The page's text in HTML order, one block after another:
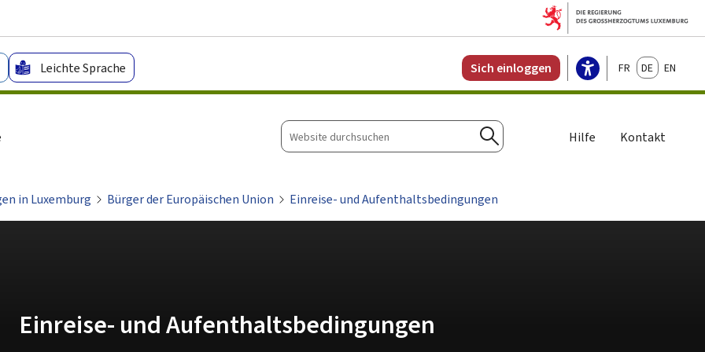
Leichte Sprache Sich einloggen FrançaisDeutschEnglish
Website
durchsuchen
Suchen
Hilfe Kontakt
in Luxemburg Bürger der Europäischen Union Einreise- und Aufenthaltsbedingungen
Einreise- und Aufenthaltsbedingungen